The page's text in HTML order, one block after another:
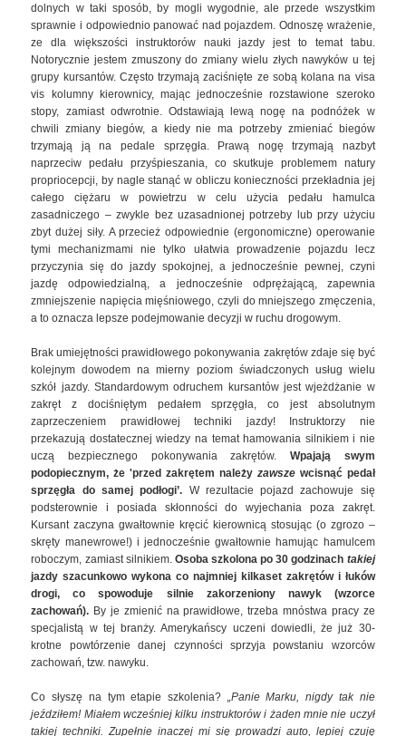
dolnych w taki sposób, by mogli wygodnie, ale przede wszystkim
sprawnie i odpowiednio panować nad pojazdem. Odnoszę wrażenie,
ze dla większości instruktorów nauki jazdy jest to temat tabu.
Notorycznie jestem zmuszony do zmiany wielu złych nawyków u tej
grupy kursantów. Często trzymają zaciśnięte ze sobą kolana na visa
vis kolumny kierownicy, mając jednocześnie rozstawione szeroko
stopy, zamiast odwrotnie. Odstawiają lewą nogę na podnóżek w
chwili zmiany biegów, a kiedy nie ma potrzeby zmieniać biegów
trzymają ją na pedale sprzęgła. Prawą nogę trzymają nazbyt
naprzeciw pedału przyśpieszania, co skutkuje problemem natury
propriocepcji, by nagle stanąć w obliczu konieczności przekładnia jej
całego ciężaru w powietrzu w celu użycia pedału hamulca
zasadniczego – zwykle bez uzasadnionej potrzeby lub przy użyciu
zbyt dużej siły. A przecież odpowiednie (ergonomiczne) operowanie
tymi mechanizmami nie tylko ułatwia prowadzenie pojazdu lecz
przyczynia się do jazdy spokojnej, a jednocześnie pewnej, czyni
jazdę odpowiedzialną, a jednocześnie odprężającą, zapewnia
zmniejszenie napięcia mięśniowego, czyli do mniejszego zmęczenia,
a to oznacza lepsze podejmowanie decyzji w ruchu drogowym.
Brak umiejętności prawidłowego pokonywania zakrętów zdaje się być
kolejnym dowodem na mierny poziom świadczonych usług wielu
szkół jazdy. Standardowym odruchem kursantów jest wjeżdżanie w
zakręt z dociśniętym pedałem sprzęgła, co jest absolutnym
zaprzeczeniem prawidłowej techniki jazdy! Instruktorzy nie
przekazują dostatecznej wiedzy na temat hamowania silnikiem i nie
uczą bezpiecznego pokonywania zakrętów. Wpajają swym
podopiecznym, że 'przed zakrętem należy zawszewcisnąć pedał
sprzęgła do samej podłogi’. W rezultacie pojazd zachowuje się
podsterownie i posiada skłonności do wyjechania poza zakręt.
Kursant zaczyna gwałtownie kręcić kierownicą stosując (o zgrozo –
skręty manewrowe!) i jednocześnie gwałtownie hamując hamulcem
roboczym, zamiast silnikiem. Osoba szkolona po 30 godzinach takiej
jazdy szacunkowo wykona co najmniej kilkaset zakrętów i łuków
drogi, co spowoduje silnie zakorzeniony nawyk (wzorce
zachowań). By je zmienić na prawidłowe, trzeba mnóstwa pracy ze
specjalistą w tej branży. Amerykańscy uczeni dowiedli, że już 30-
krotne powtórzenie danej czynności sprzyja powstaniu wzorców
zachowań, tzw. nawyku.
Co słyszę na tym etapie szkolenia? „Panie Marku, nigdy tak nie
jeździłem! Miałem wcześniej kilku instruktorów i żaden mnie nie uczył
takiej techniki. Zupełnie inaczej mi się prowadzi auto, lepiej czuję